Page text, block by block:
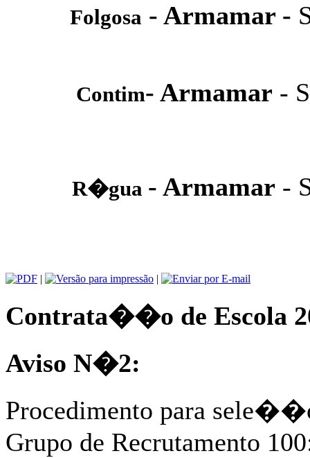
Folgosa - Armamar -
Contim- Armamar -
R�gua - Armamar -
| |
Contrata��o de Escola
Aviso N�2:
Procedimento para
Grupo de Recrutamento